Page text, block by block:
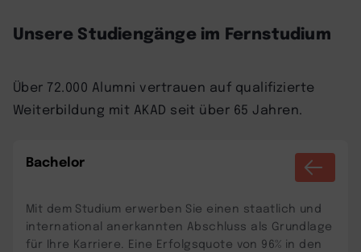
Unsere Studiengänge im Fernstudium
Über 72.000 Alumni vertrauen auf qualifizierte
Weiterbildung mit AKAD seit über 65 Jahren.
Bachelor
Mit dem Studium erwerben Sie einen staatlich und
international anerkannten Abschluss als Grundlage
für Ihre Karriere. Eine Erfolgsquote von 96% in den